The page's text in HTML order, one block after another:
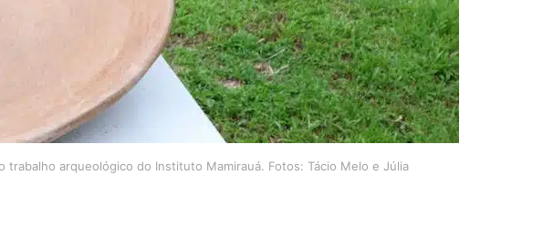
arqueológico do Instituto Mamirauá. Fotos: Tácio Melo e Júlia